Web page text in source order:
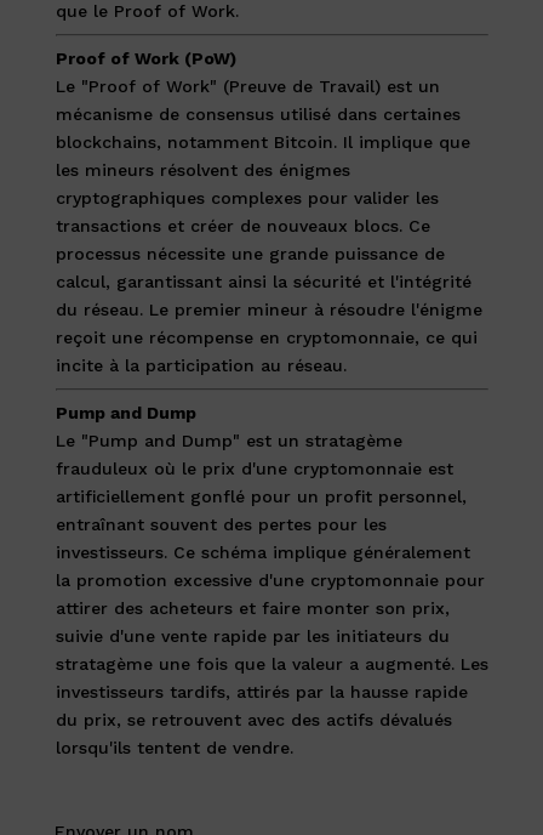
que le Proof of Work.
Proof of Work (PoW)
Le "Proof of Work" (Preuve de Travail) est un
mécanisme de consensus utilisé dans certaines
blockchains, notamment Bitcoin. Il implique que
les mineurs résolvent des énigmes
cryptographiques complexes pour valider les
transactions et créer de nouveaux blocs. Ce
processus nécessite une grande puissance de
calcul, garantissant ainsi la sécurité et l'intégrité
du réseau. Le premier mineur à résoudre l'énigme
reçoit une récompense en cryptomonnaie, ce qui
incite à la participation au réseau.
Pump and Dump
Le "Pump and Dump" est un stratagème
frauduleux où le prix d'une cryptomonnaie est
artificiellement gonflé pour un profit personnel,
entraînant souvent des pertes pour les
investisseurs. Ce schéma implique généralement
la promotion excessive d'une cryptomonnaie pour
attirer des acheteurs et faire monter son prix,
suivie d'une vente rapide par les initiateurs du
stratagème une fois que la valeur a augmenté. Les
investisseurs tardifs, attirés par la hausse rapide
du prix, se retrouvent avec des actifs dévalués
lorsqu'ils tentent de vendre.